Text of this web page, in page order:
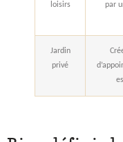
loisirs
par
Jardin
privé